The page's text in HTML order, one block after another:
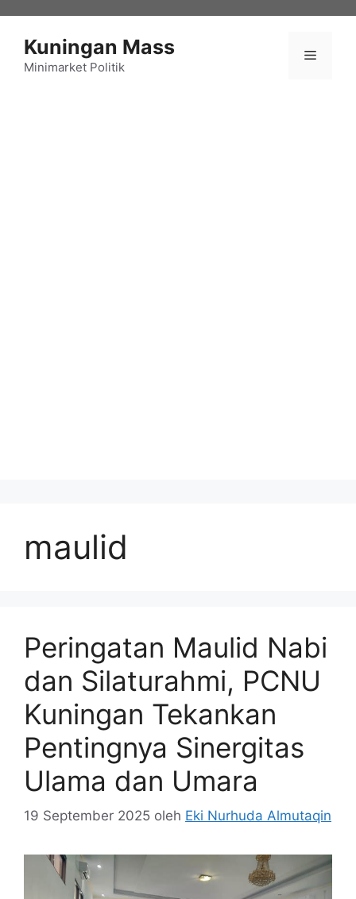
Kuningan Mass
Minimarket Politik
Menu
maulid
Peringatan Maulid Nabi
dan Silaturahmi, PCNU
Kuningan Tekankan
Pentingnya Sinergitas
Ulama dan Umara
19 September 2025 oleh Eki Nurhuda Almutaqin